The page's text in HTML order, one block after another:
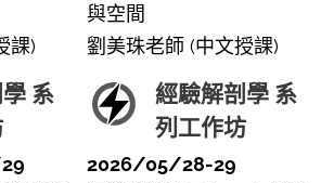
課)
與空間
劉美珠老師 (中文授課)
系
經驗解剖學 系
列工作坊
2026/05/28-29